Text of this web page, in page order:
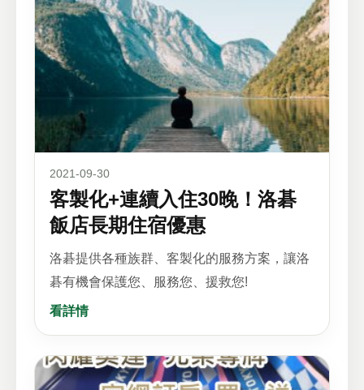
2021-09-30
客製化+連續入住30晚！洛碁
飯店長期住宿優惠
洛碁提供各種族群、客製化的服務方案，讓洛
碁有機會保護您、服務您、援救您!
看詳情